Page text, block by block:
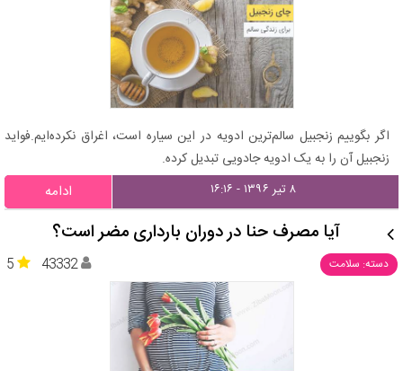
اگر بگوییم زنجبیل سالم‌ترین ادویه در این سیاره است، اغراق نکرده‌ایم.فواید
زنجبیل آن را به یک ادویه جادویی تبدیل کرده.
۸ تیر ۱۳۹۶ - ۱۶:۱۶ ادامه
آیا مصرف حنا در دوران بارداری مضر است؟
دسته: سلامت 5 43332